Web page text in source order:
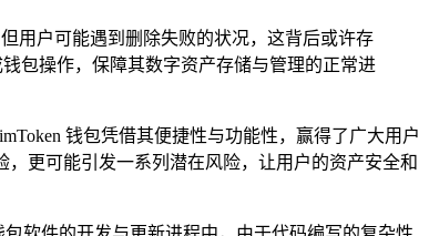
用户可能遇到删除失败的状况，这背后或许存
包操作，保障其数字资产存储与管理的正常进
钱包凭借其便捷性与功能性，赢得了广大用户
更可能引发一系列潜在风险，让用户的资产安全和